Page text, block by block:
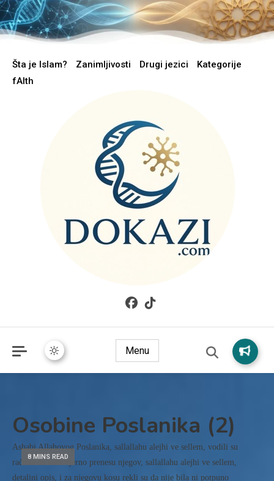
Šta je Islam? Zanimljivosti Drugi jezici
Kategorije
fAIth
Mudžize Kur`an-a časnog – Naučni dokazi Kur`an-a
Menu
Osobine Poslanika (2)
8 MINS READ
Ashabi Allahovog Poslanika, sallallahu alejhi ve sellem, vodili su
računa da nam vjerno prenesu njegov, sallallahu alejhi ve sellem,
detaljni opis, i za njegovu kosu rekli su da nije bila ni potpuno